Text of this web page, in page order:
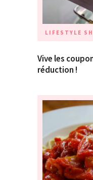
LIFESTYLE
Vive les
réduction !